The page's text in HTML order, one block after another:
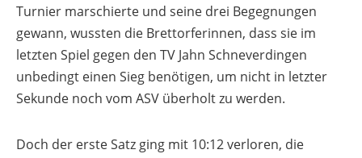
Turnier marschierte und seine drei Begegnungen
gewann, wussten die Brettorferinnen, dass sie im
letzten Spiel gegen den TV Jahn Schneverdingen
unbedingt einen Sieg benötigen, um nicht in letzter
Sekunde noch vom ASV überholt zu werden.
Doch der erste Satz ging mit 10:12 verloren, die